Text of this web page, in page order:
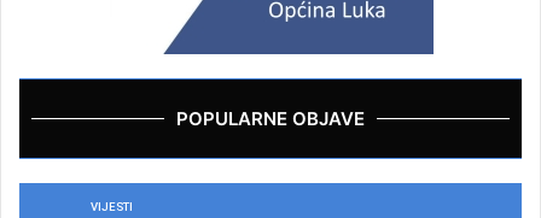
POPULARNE OBJAVE
VIJESTI